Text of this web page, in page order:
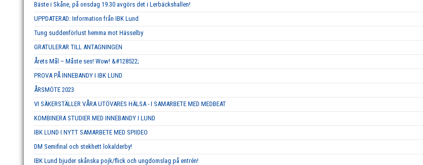
Bäste i Skåne, på onsdag 19.30 avgörs det i Lerbäckshallen!
UPPDATERAD: Information från IBK Lund
Tung suddenförlust hemma mot Hässelby
GRATULERAR TILL ANTAGNINGEN
Årets Mål – Måste ses! Wow! &#128522;
PROVA PÅ INNEBANDY I IBK LUND
ÅRSMÖTE 2023
VI SÄKERSTÄLLER VÅRA UTÖVARES HÄLSA - I SAMARBETE MED MEDBEAT
KOMBINERA STUDIER MED INNEBANDY I LUND
IBK LUND I NYTT SAMARBETE MED SPIIDEO
DM Semifinal och stekhett lokalderby!
IBK Lund bjuder skånska pojk/flick och ungdomslag på entrén!